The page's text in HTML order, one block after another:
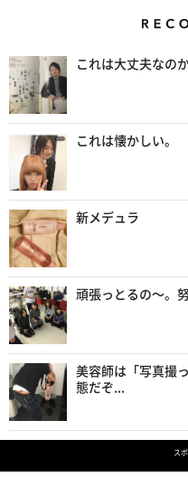
これは大丈夫なの
これは懐かしい。
新メデュラ
頑張っとるの〜。
美容師は「写真撮
態だぞ...
ス